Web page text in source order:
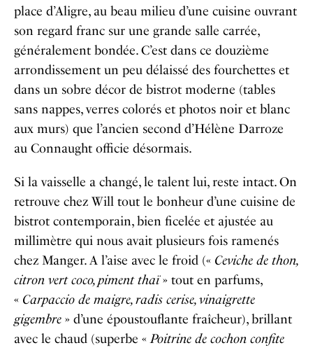
place d’Aligre, au beau milieu d’une cuisine ouvrant
son regard franc sur une grande salle carrée,
généralement bondée. C’est dans ce douzième
arrondissement un peu délaissé des fourchettes et
dans un sobre décor de bistrot moderne (tables
sans nappes, verres colorés et photos noir et blanc
aux murs) que l’ancien second d’Hélène Darroze
au Connaught officie désormais.
Si la vaisselle a changé, le talent lui, reste intact. On
retrouve chez Will tout le bonheur d’une cuisine de
bistrot contemporain, bien ficelée et ajustée au
millimètre qui nous avait plusieurs fois ramenés
chez Manger. A l’aise avec le froid (« Ceviche de thon,
citron vert coco, piment thaï» tout en parfums,
« Carpaccio de maigre, radis cerise, vinaigrette
gigembre » d’une époustouflante fraîcheur), brillant
avec le chaud (superbe «Poitrine de cochon confite